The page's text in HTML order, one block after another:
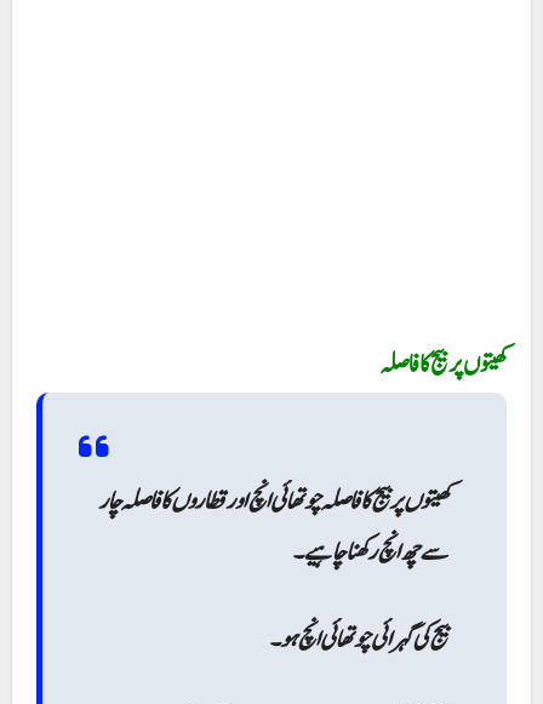
کھیتوں پر بیج کا فاصلہ
کھیتوں پر بیج کا فاصلہ چوتھائی انچ اور قطاروں کا فاصلہ چار
سے چھ انچ رکھنا چاہیے۔
بیج کی گہرائی چوتھائی انچ ہو۔